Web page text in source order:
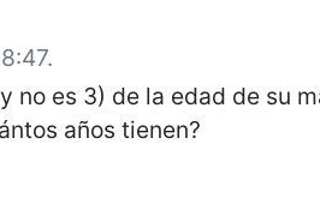
no es 3) de la edad de su
años tienen?